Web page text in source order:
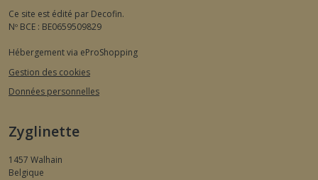
Ce site est édité par Decofin.
Nº BCE : BE0659509829
Hébergement via eProShopping
Gestion des cookies
Données personnelles
Zyglinette
1457 Walhain
Belgique